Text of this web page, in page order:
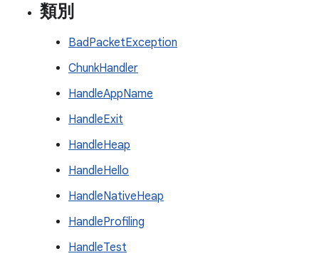
類別
BadPacketException
ChunkHandler
HandleAppName
HandleExit
HandleHeap
HandleHello
HandleNativeHeap
HandleProfiling
HandleTest